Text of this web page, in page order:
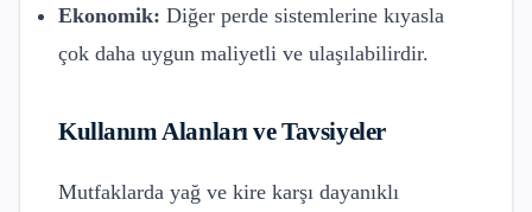
Ekonomik: Diğer perde sistemlerine kıyasla
çok daha uygun maliyetli ve ulaşılabilirdir.
Kullanım Alanları ve Tavsiyeler
Mutfaklarda yağ ve kire karşı dayanıklı